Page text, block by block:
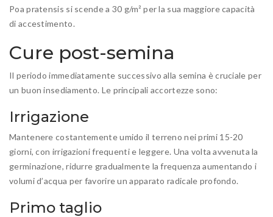
Poa pratensis si scende a 30 g/m² per la sua maggiore capacità
di accestimento.
Cure post-semina
Il periodo immediatamente successivo alla semina è cruciale per
un buon insediamento. Le principali accortezze sono:
Irrigazione
Mantenere costantemente umido il terreno nei primi 15-20
giorni, con irrigazioni frequenti e leggere. Una volta avvenuta la
germinazione, ridurre gradualmente la frequenza aumentando i
volumi d’acqua per favorire un apparato radicale profondo.
Primo taglio